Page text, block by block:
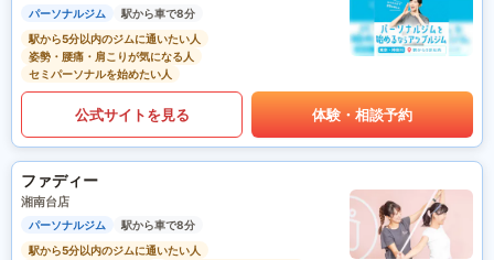
パーソナルジム
駅から車で8分
駅から5分以内のジムに通いたい人
姿勢・腰痛・肩こりが気になる人
セミパーソナルを始めたい人
公式サイトを見る 体験・相談予約
ファディー
湘南台店
パーソナルジム
駅から車で8分
駅から5分以内のジムに通いたい人